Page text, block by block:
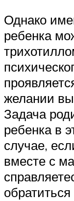
Однако
ребенка
желании
Задача
ребенка в
случае,
вместе с
обратиться